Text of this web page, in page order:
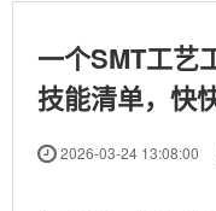
一个SMT工艺
技能清单，快
2026-03-24 13:08:00